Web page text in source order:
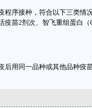
序接种，符合以下三类情
疫苗2剂次、智飞重组蛋白
用同一品种或其他品种疫苗